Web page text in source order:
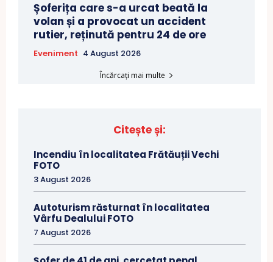
Șoferița care s-a urcat beată la
volan și a provocat un accident
rutier, reținută pentru 24 de ore
Eveniment 4 August 2026
Încărcați mai multe
Citește și:
Incendiu în localitatea Frătăuții Vechi
FOTO
3 August 2026
Autoturism răsturnat în localitatea
Vârfu Dealului FOTO
7 August 2026